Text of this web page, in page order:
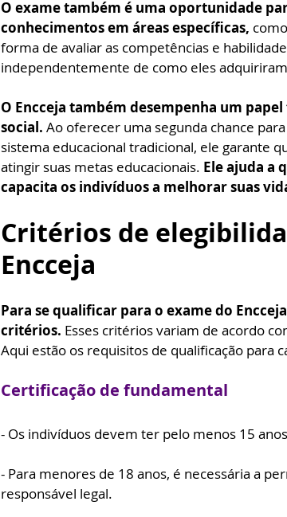
O exame também é uma oportunidade
conhecimentos em áreas específicas,
forma de avaliar as competências e
independentemente de como eles
O Encceja também desempenha um
social. Ao oferecer uma segunda chance
sistema educacional tradicional, ele garante
atingir suas metas educacionais. Ele ajuda a
capacita os indivíduos a melhorar suas
Critérios de
Encceja
Para se qualificar para o exame do
critérios. Esses critérios variam de acordo
Aqui estão os requisitos de qualificação para
Certificação de fundamental
- Os indivíduos devem ter pelo menos 15
- Para menores de 18 anos, é necessária a
responsável legal.